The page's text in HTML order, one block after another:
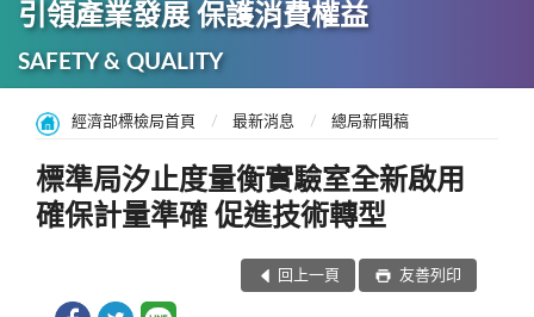
引領產業發展 保護消費權益
SAFETY & QUALITY
經濟部標檢局首頁 最新消息 總局新聞稿
標準局汐止度量衡實驗室全新啟用
確保計量準確 促進技術轉型
回上一頁 友善列印